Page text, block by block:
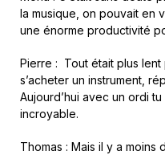
la musique, on pouvait en
une énorme productivité
Pierre : Tout était plus lent
s’acheter un instrument,
Aujourd’hui avec un ordi
incroyable.
Thomas : Mais il y a moins